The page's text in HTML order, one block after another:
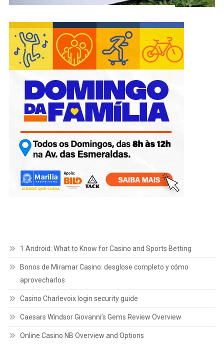
1 Android: What to Know for Casino and Sports Betting
Bonos de Miramar Casino: desglose completo y cómo
aprovecharlos
Casino Charlevoix login security guide
Caesars Windsor Giovanni’s Gems Review Overview
Online Casino NB Overview and Options